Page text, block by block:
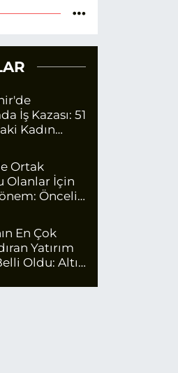
İş Kazası: 51
Kadın
Ortak
Olanlar İçin
Öncelik
En Çok
Yatırım
Oldu: Altın